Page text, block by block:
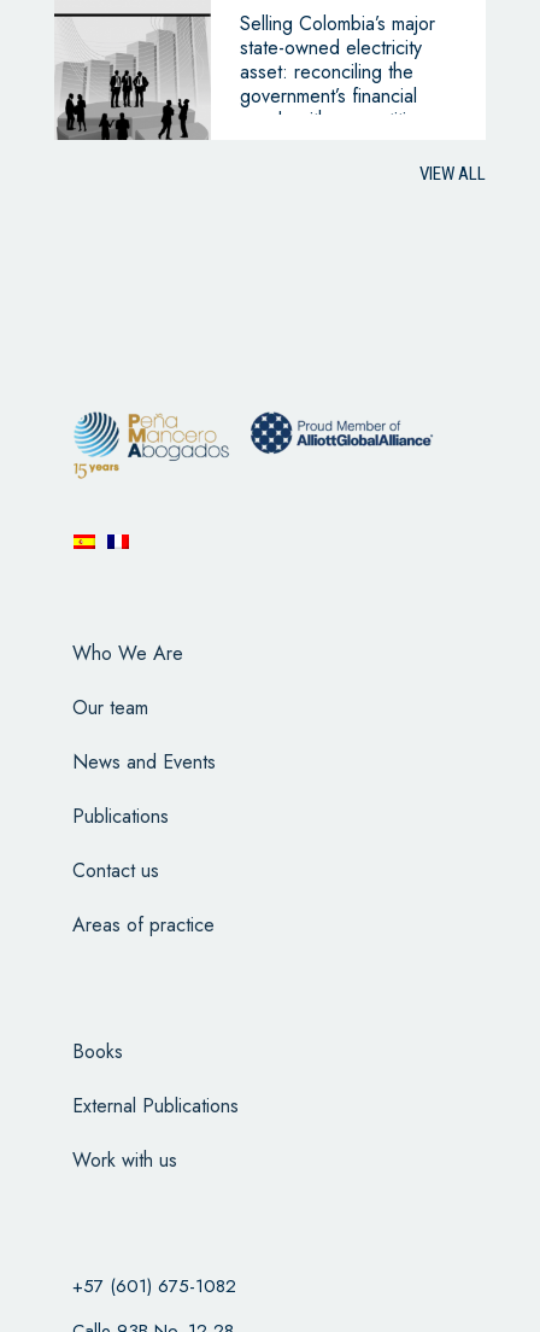
Selling Colombia’s major
state-owned electricity
asset: reconciling the
government’s financial
needs with competition
VIEW ALL
Who We Are
Our team
News and Events
Publications
Contact us
Areas of practice
Books
External Publications
Work with us
+57 (601) 675-1082